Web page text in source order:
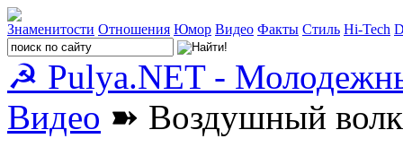
Знаменитости Отношения Юмор Видео Факты Стиль Hi-Tech
☭ Pulya.NET -
Видео ➽ Воздушный волк